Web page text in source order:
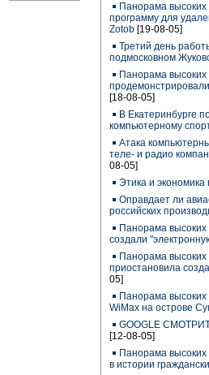
Панорама высоких
программу для
Zotob [19-08-05]
Третий день
подмосковном
Панорама высоких
[18-08-05]
В Екатеринбурге
компьютерному
Атака
теле- и радио
08-05]
Этика и экономика
Оправдает ли
российских
Панорама высоких
создали
Панорама
приостановила
05]
Панорама высоких
WiMax на острове
GOOGLE
[12-08-05]
Панорама
в истории